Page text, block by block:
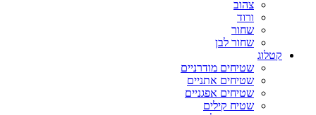
צהוב
ורוד
שחור
שחור לבן
קטלוג
שטיחים מודרניים
שטיחים אתניים
שטיחים אפגניים
שטיח קילים